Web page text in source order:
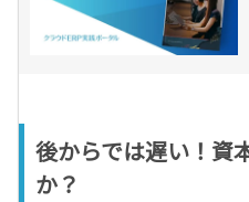
後からでは遅い！資
か？